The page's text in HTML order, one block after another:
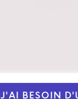
J'AI BESOIN